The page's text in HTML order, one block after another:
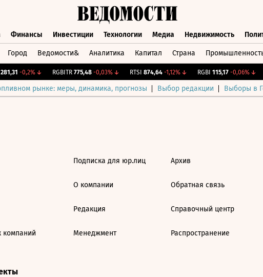
Финансы Инвестиции Технологии Медиа Недвижимость
Город Ведомости& Аналитика Капитал Страна
-0,2%↓ RGBITR 775,48 -0,03%↓ RTSI 874,64 -1,12%↓ RGBI 115,17 -0,06%↓
рынке: меры, динамика, прогнозы Выбор редакции Выборы в
компаний
Подписка для юр.лиц
О компании
Редакция
Менеджмент
Архив
Обратная связь
Справочный центр
Распространение